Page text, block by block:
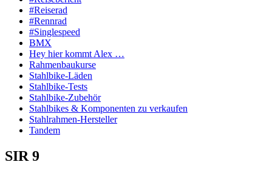
#Reiserad
#Rennrad
#Singlespeed
BMX
Hey hier kommt Alex …
Rahmenbaukurse
Stahlbike-Läden
Stahlbike-Tests
Stahlbike-Zubehör
Stahlbikes & Komponenten zu verkaufen
Stahlrahmen-Hersteller
Tandem
SIR 9